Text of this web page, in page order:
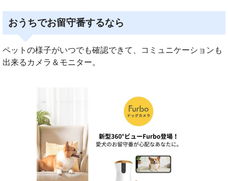
おうちでお留守番するなら
ペットの様子がいつでも確認できて、コミュニケーションも
出来るカメラ＆モニター。